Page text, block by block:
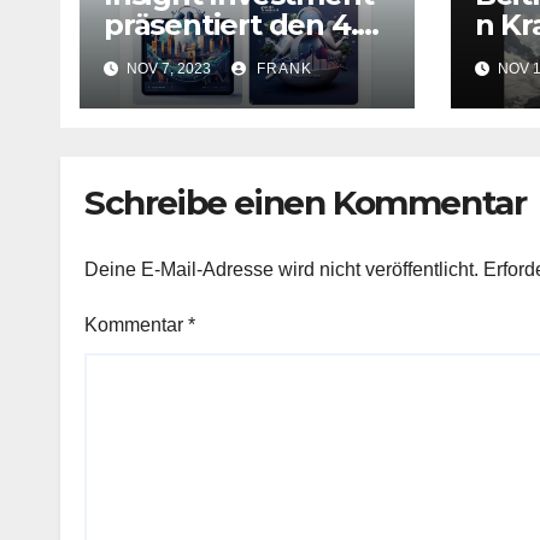
präsentiert den 4.
Pension Monitor
NOV 7, 2023 FRANK
n
15NOV
Schreibe einen Kommentar
Deine E-Mail-Adresse wird nicht veröffentlicht.
Kommentar *